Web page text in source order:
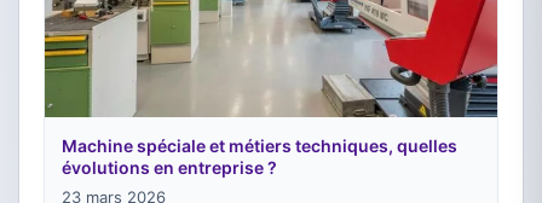
Machine spéciale et métiers techniques, quelles
évolutions en entreprise ?
23 mars 2026